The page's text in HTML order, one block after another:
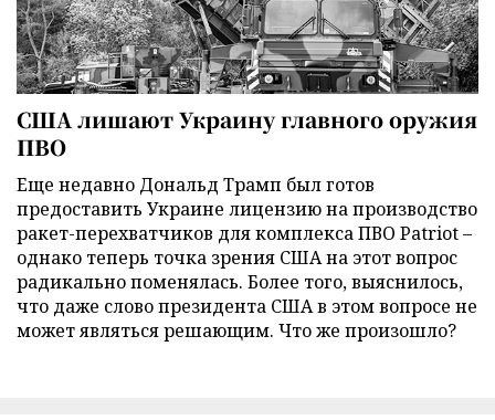
США лишают Украину главного оружия
ПВО
Еще недавно Дональд Трамп был готов
предоставить Украине лицензию на производство
ракет-перехватчиков для комплекса ПВО Patriot –
однако теперь точка зрения США на этот вопрос
радикально поменялась. Более того, выяснилось,
что даже слово президента США в этом вопросе не
может являться решающим. Что же произошло?